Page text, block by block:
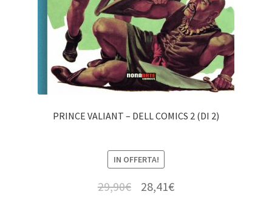
PRINCE VALIANT – DELL COMICS 2 (DI 2)
IN OFFERTA!
29,90€ 28,41€